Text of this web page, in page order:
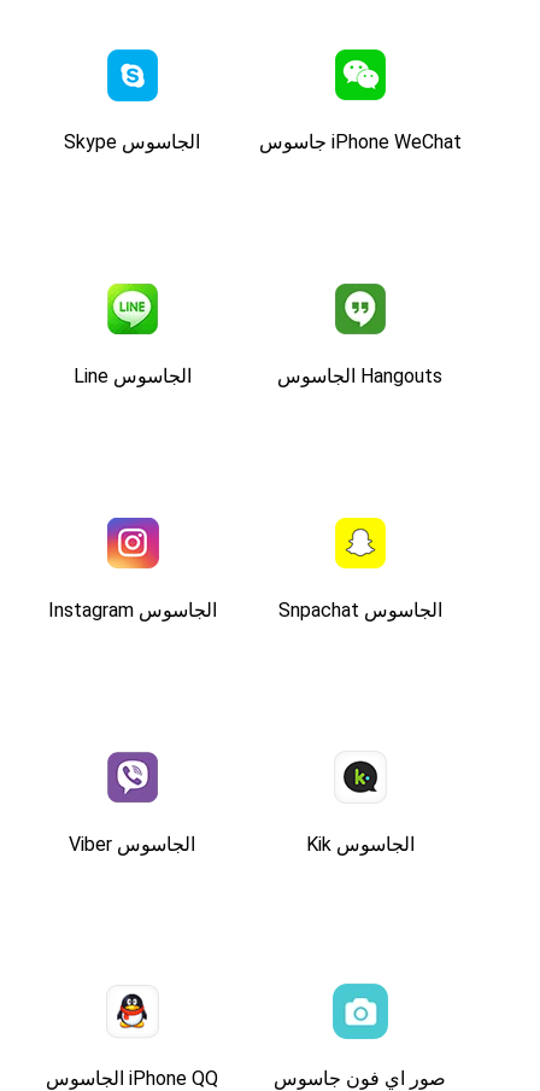
الجاسوس Skype iPhone WeChat جاسوس
الجاسوس Line Hangouts الجاسوس
الجاسوس Instagram الجاسوس Snpachat
الجاسوس Viber الجاسوس Kik
iPhone QQ الجاسوس صور اي فون جاسوس